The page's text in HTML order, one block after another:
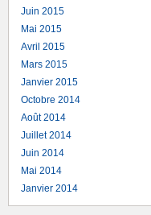
Juin 2015
Mai 2015
Avril 2015
Mars 2015
Janvier 2015
Octobre 2014
Août 2014
Juillet 2014
Juin 2014
Mai 2014
Janvier 2014